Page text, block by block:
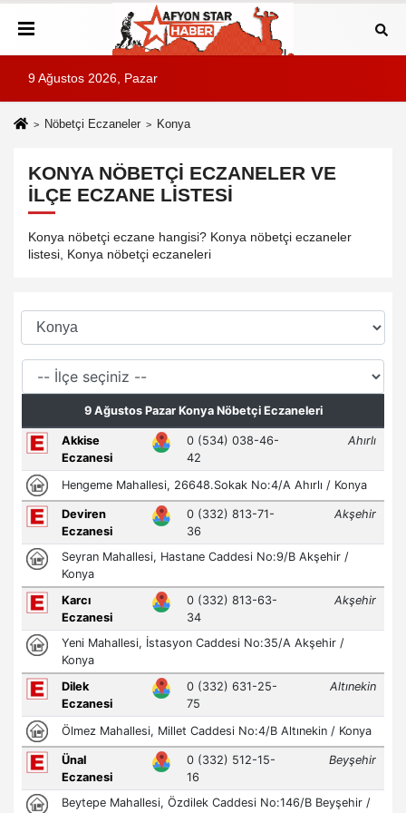
9 Ağustos 2026, Pazar
Nöbetçi Eczaneler Konya
KONYA NÖBETÇI ECZANELER VE
İLÇE ECZANE LISTESI
Konya nöbetçi eczane hangisi? Konya nöbetçi eczaneler
listesi, Konya nöbetçi eczaneleri